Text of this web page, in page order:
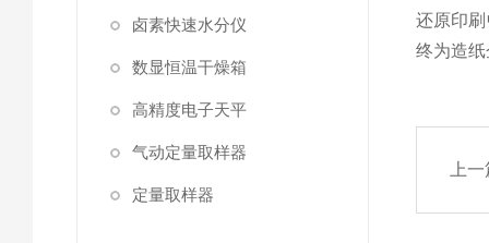
卤素快速水分仪
数显恒温干燥箱
高精度电子天平
气动定量取样器
定量取样器
还原印
终为造
上